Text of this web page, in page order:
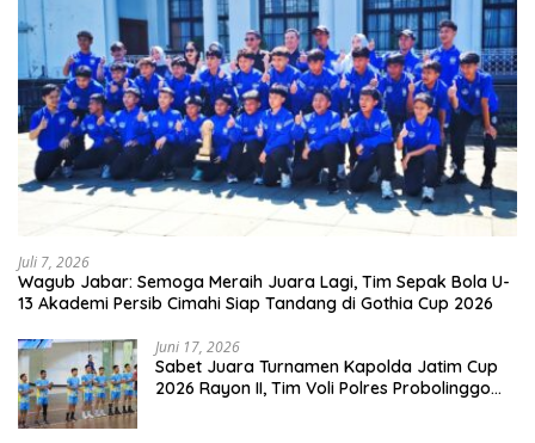
Juli 7, 2026
Wagub Jabar: Semoga Meraih Juara Lagi, Tim Sepak Bola U-
13 Akademi Persib Cimahi Siap Tandang di Gothia Cup 2026
Juni 17, 2026
Sabet Juara Turnamen Kapolda Jatim Cup
2026 Rayon II, Tim Voli Polres Probolinggo